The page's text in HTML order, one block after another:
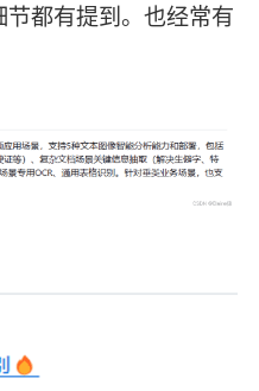
都有提到。也经常有